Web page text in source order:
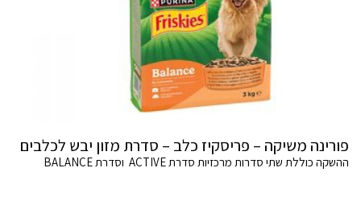
פורינה משיקה – פריסקיז כלב – סדרת מזון יבש לכלבים
ההשקה כוללת שתי סדרות מרכזיות סדרת ACTIVE וסדרת BALANCE